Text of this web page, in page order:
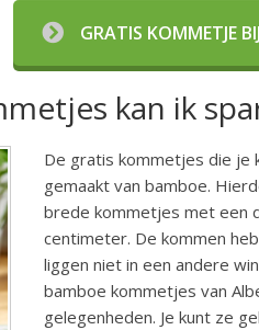
GRATIS KOMMETJE
kan ik
De gratis kommetjes die je
gemaakt van bamboe.
brede kommetjes met een
centimeter. De kommen
liggen niet in een andere
bamboe kommetjes van
gelegenheden. Je kunt ze